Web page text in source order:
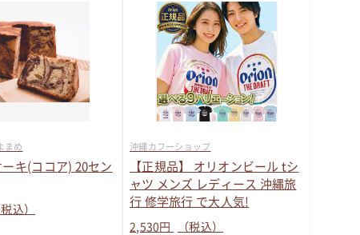
まめ
キ(ココア) 20セン
税込）
沖縄カフーショップ
【正規品】 オリオンビール tシ
ャツ メンズ レディース 沖縄旅
行 修学旅行 で大人気!
2,530円 （税込）